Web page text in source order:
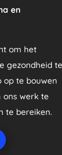
en
om het
gezondheid te
op te bouwen
ons werk te
te bereiken.